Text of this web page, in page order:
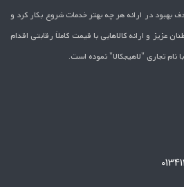
کانسپت از سال 1395 با هدف بهبود در ارائه هر چه بهتر خدمات شروع بکار کرد و
عزیز و ارائه کالاهایی با قیمت کاملاَ رقابتی اقدام
تجاری "لاهیج­کالا" نموده است.